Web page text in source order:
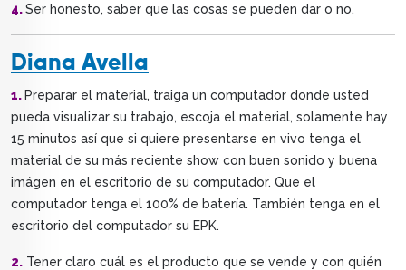
4.Ser honesto, saber que las cosas se pueden dar o no.
Diana Avella
1. Preparar el material, traiga un computador donde usted
pueda visualizar su trabajo, escoja el material, solamente hay
15 minutos así que si quiere presentarse en vivo tenga el
material de su más reciente show con buen sonido y buena
imágen en el escritorio de su computador. Que el
computador tenga el 100% de batería. También tenga en el
escritorio del computador su EPK.
2. Tener claro cuál es el producto que se vende y con quién